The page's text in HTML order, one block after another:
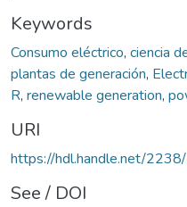
Keywords
Consumo eléctrico, ciencia
plantas de generación,
R, renewable generation,
URI
https://hdl.handle.net/
See / DOI